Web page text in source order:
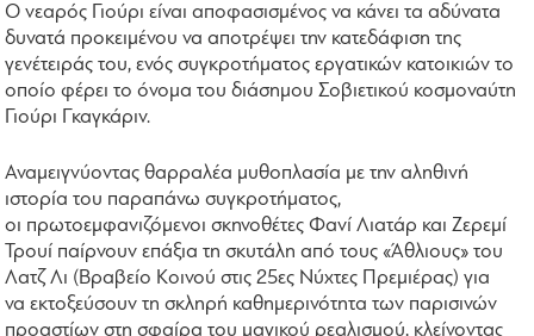
Ο νεαρός Γιούρι είναι αποφασισμένος να κάνει τα αδύνατα
δυνατά προκειμένου να αποτρέψει την κατεδάφιση της
γενέτειράς του, ενός συγκροτήματος εργατικών κατοικιών το
οποίο φέρει το όνομα του διάσημου Σοβιετικού κοσμοναύτη
Γιούρι Γκαγκάριν.
Αναμειγνύοντας θαρραλέα μυθοπλασία με την αληθινή
ιστορία του παραπάνω συγκροτήματος,
οι πρωτοεμφανιζόμενοι σκηνοθέτες Φανί Λιατάρ και Ζερεμί
Τρουί παίρνουν επάξια τη σκυτάλη από τους «Άθλιους» του
Λατζ Λι (Βραβείο Κοινού στις 25ες Νύχτες Πρεμιέρας) για
να εκτοξεύσουν τη σκληρή καθημερινότητα των παρισινών
προαστίων στη σφαίρα του μαγικού ρεαλισμού, κλείνοντας